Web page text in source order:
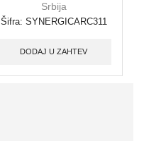
Srbija
Šifra: SYNERGICARC311
DODAJ U ZAHTEV